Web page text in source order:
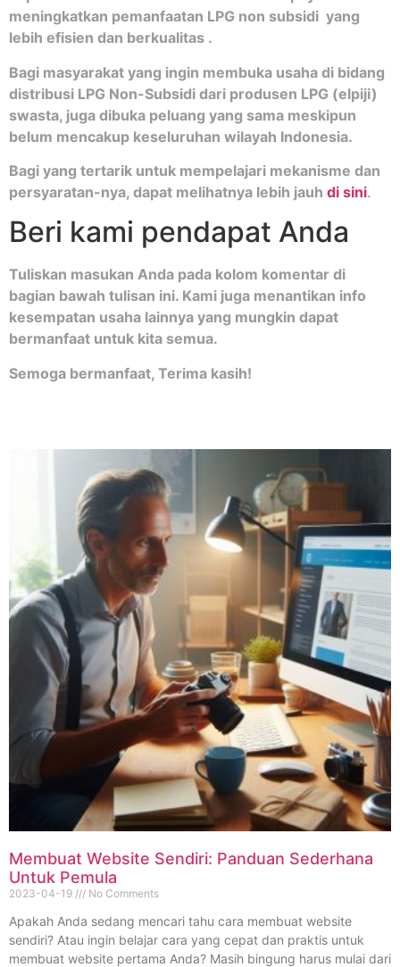
meningkatkan pemanfaatan LPG non subsidi yang
lebih efisien dan berkualitas .
Bagi masyarakat yang ingin membuka usaha di bidang
distribusi LPG Non-Subsidi dari produsen LPG (elpiji)
swasta, juga dibuka peluang yang sama meskipun
belum mencakup keseluruhan wilayah Indonesia.
Bagi yang tertarik untuk mempelajari mekanisme dan
persyaratan-nya, dapat melihatnya lebih jauh di sini.
Beri kami pendapat Anda
Tuliskan masukan Anda pada kolom komentar di
bagian bawah tulisan ini. Kami juga menantikan info
kesempatan usaha lainnya yang mungkin dapat
bermanfaat untuk kita semua.
Semoga bermanfaat, Terima kasih!
Membuat Website Sendiri: Panduan Sederhana
Untuk Pemula
2023-04-19 No Comments
Apakah Anda sedang mencari tahu cara membuat website
sendiri? Atau ingin belajar cara yang cepat dan praktis untuk
membuat website pertama Anda? Masih bingung harus mulai dari